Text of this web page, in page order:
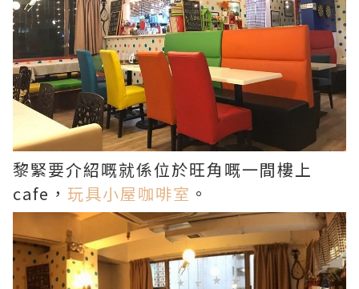
黎緊要介紹嘅就係位於旺角嘅一間樓上
cafe， 玩具小屋咖啡室 。